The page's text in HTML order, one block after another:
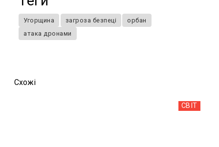
Угорщина загроза безпеці
орбан
атака дронами
Схожi
СВІТ